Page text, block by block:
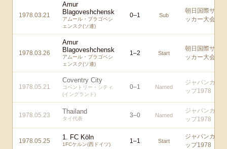
1978.03.21
Amur
Blagoveshchensk
アムール・ブラゴベシ
ェンスク(ソ連)
0–1 Sub
朝日国際サ
ッカー大会
1978.03.26
Amur
Blagoveshchensk
アムール・ブラゴベシ
ェンスク(ソ連)
1–2 Start
朝日国際サ
ッカー大会
1978.05.21
Coventry City
コベントリー・シティ
(イングランド)
0–1 Named
ジャパンカ
ップ1978
1978.05.23 Thailand
タイ代表 3–0 Named
ジャパンカ
ップ1978
1978.05.25 1. FC Köln
1FCケルン(西ドイツ) 1–1 Start
ジャパンカ
ップ1978